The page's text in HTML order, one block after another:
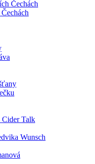
Čechách
Talk
Wunsch